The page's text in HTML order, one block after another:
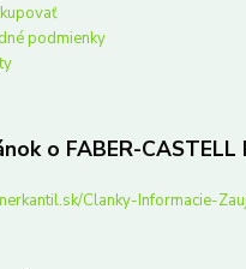
podmienky
o FABER-
Clanky-Informacie-